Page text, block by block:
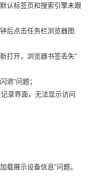
认标签页和搜索引擎未跟
后点击任务栏浏览器图
打开，浏览器书签丢失”
退”问题；
录界面，无法显示访问
载展示设备信息”问题。